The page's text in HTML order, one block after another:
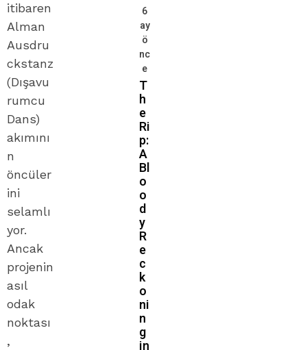
itibaren
Alman
Ausdru
ckstanz
(Dışavu
rumcu
Dans)
akımını
n
öncüler
ini
selamlı
yor.
Ancak
projenin
asıl
odak
noktası
,
6
ay
ö
nc
e
T
h
e
Ri
p:
A
Bl
o
o
d
y
R
e
c
k
o
ni
n
g
in